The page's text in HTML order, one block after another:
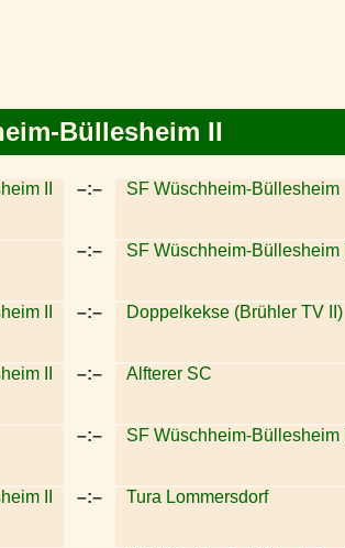
Büllesheim II
II –:– SF Wüschheim-Büllesheim
–:– SF Wüschheim-Büllesheim II
II –:– Doppelkekse (Brühler TV II)
II –:– Alfterer SC
–:– SF Wüschheim-Büllesheim II
II –:– Tura Lommersdorf